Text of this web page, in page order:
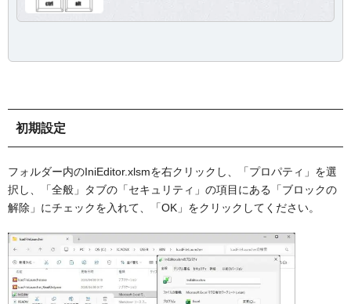
初期設定
フォルダー内のIniEditor.xlsmを右クリックし、「プロパティ」を選
択し、「全般」タブの「セキュリティ」の項目にある「ブロックの
解除」にチェックを入れて、「OK」をクリックしてください。